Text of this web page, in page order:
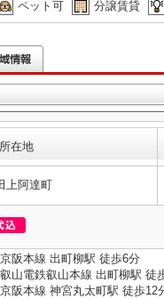
ペット可 分譲賃貸
所在地
上阿達町
京阪本線 出町柳駅 徒歩6分
叡山電鉄叡山本線 出町柳駅 徒
京阪本線 神宮丸太町駅 徒歩12